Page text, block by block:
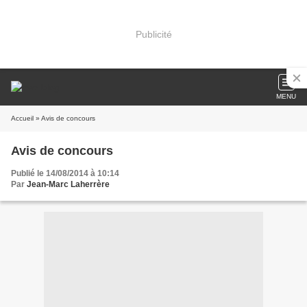
Publicité
MENU
Accueil » Avis de concours
Avis de concours
Publié le 14/08/2014 à 10:14
Par Jean-Marc Laherrère